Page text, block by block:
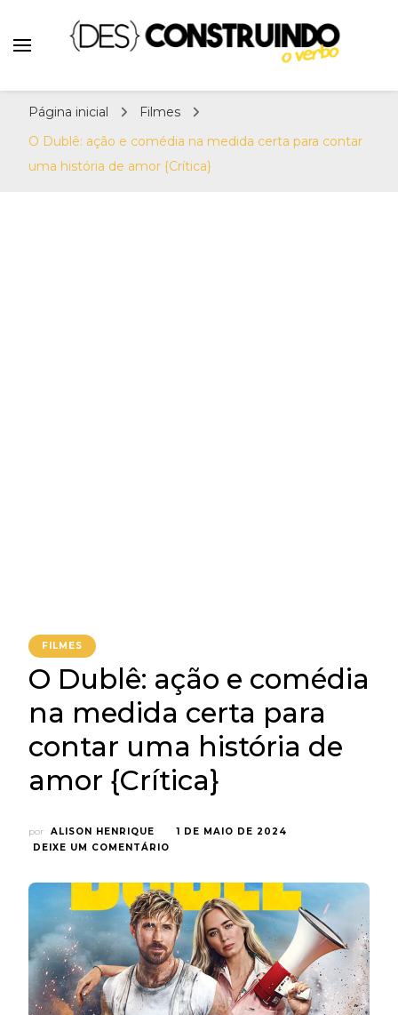
{Des}Construindo o
Verbo | Séries, Livros,
Teatro e Cinema
Desconstruindo a Cultura Pop há mais de 11
anos. Séries, Livros, Teatro e Cinema. Sinta-
se em casa! Por: Erick Sant Ana e Alison
Henrique.
Página inicial
Filmes
O Dublê: ação e comédia na medida certa para contar
uma história de amor {Crítica}
FILMES
O Dublê: ação e comédia
na medida certa para
contar uma história de
amor {Crítica}
por ALISON HENRIQUE
1 DE MAIO DE 2024
DEIXE UM COMENTÁRIO
AÇÃO
E
COMÉDIA
NA
MEDIDA
CERTA
PARA
CONTAR